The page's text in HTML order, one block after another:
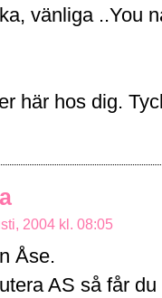
vänliga ..You
här hos dig.
2004 kl. 08:05
Åse.
AS så får